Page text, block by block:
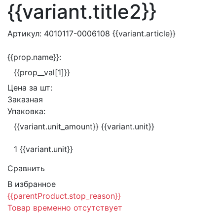
{{variant.title2}}
Артикул: 4010117-0006108 {{variant.article}}
{{prop.name}}:
{{prop__val[1]}}
Цена за шт:
Заказная
Упаковка:
{{variant.unit_amount}} {{variant.unit}}
1 {{variant.unit}}
Сравнить
В избранное
{{parentProduct.stop_reason}}
Товар временно отсутствует